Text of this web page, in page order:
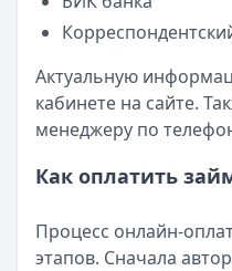
Актуальную
кабинете на сайте.
менеджеру по
Как оплатить
Процесс онлайн-
этапов. Сначала